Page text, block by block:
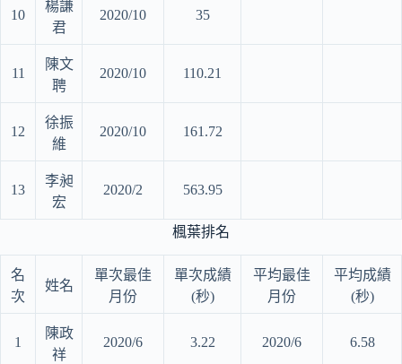
10
楊謙
君
2020/10 35
11
陳文
聘
2020/10 110.21
12
徐振
維
2020/10 161.72
13
李昶
宏
2020/2 563.95
楓葉排名
名
次
姓名
單次最佳
月份
單次成績
(秒)
平均最佳
月份
平均成績
(秒)
1
陳政
祥
2020/6 3.22 2020/6 6.58